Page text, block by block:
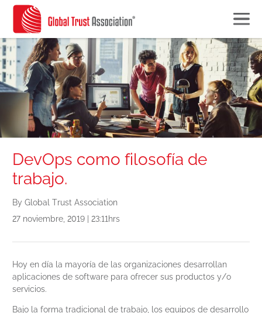
DevOps como filosofía de
trabajo.
By Global Trust Association
27 noviembre, 2019 | 23:11hrs
Hoy en día la mayoría de las organizaciones desarrollan
aplicaciones de software para ofrecer sus productos y/o
servicios.
Bajo la forma tradicional de trabajo, los equipos de desarrollo